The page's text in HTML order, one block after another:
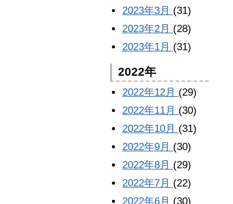
2023年3月 (31)
2023年2月 (28)
2023年1月 (31)
2022年
2022年12月 (29)
2022年11月 (30)
2022年10月 (31)
2022年9月 (30)
2022年8月 (29)
2022年7月 (22)
2022年6月 (30)